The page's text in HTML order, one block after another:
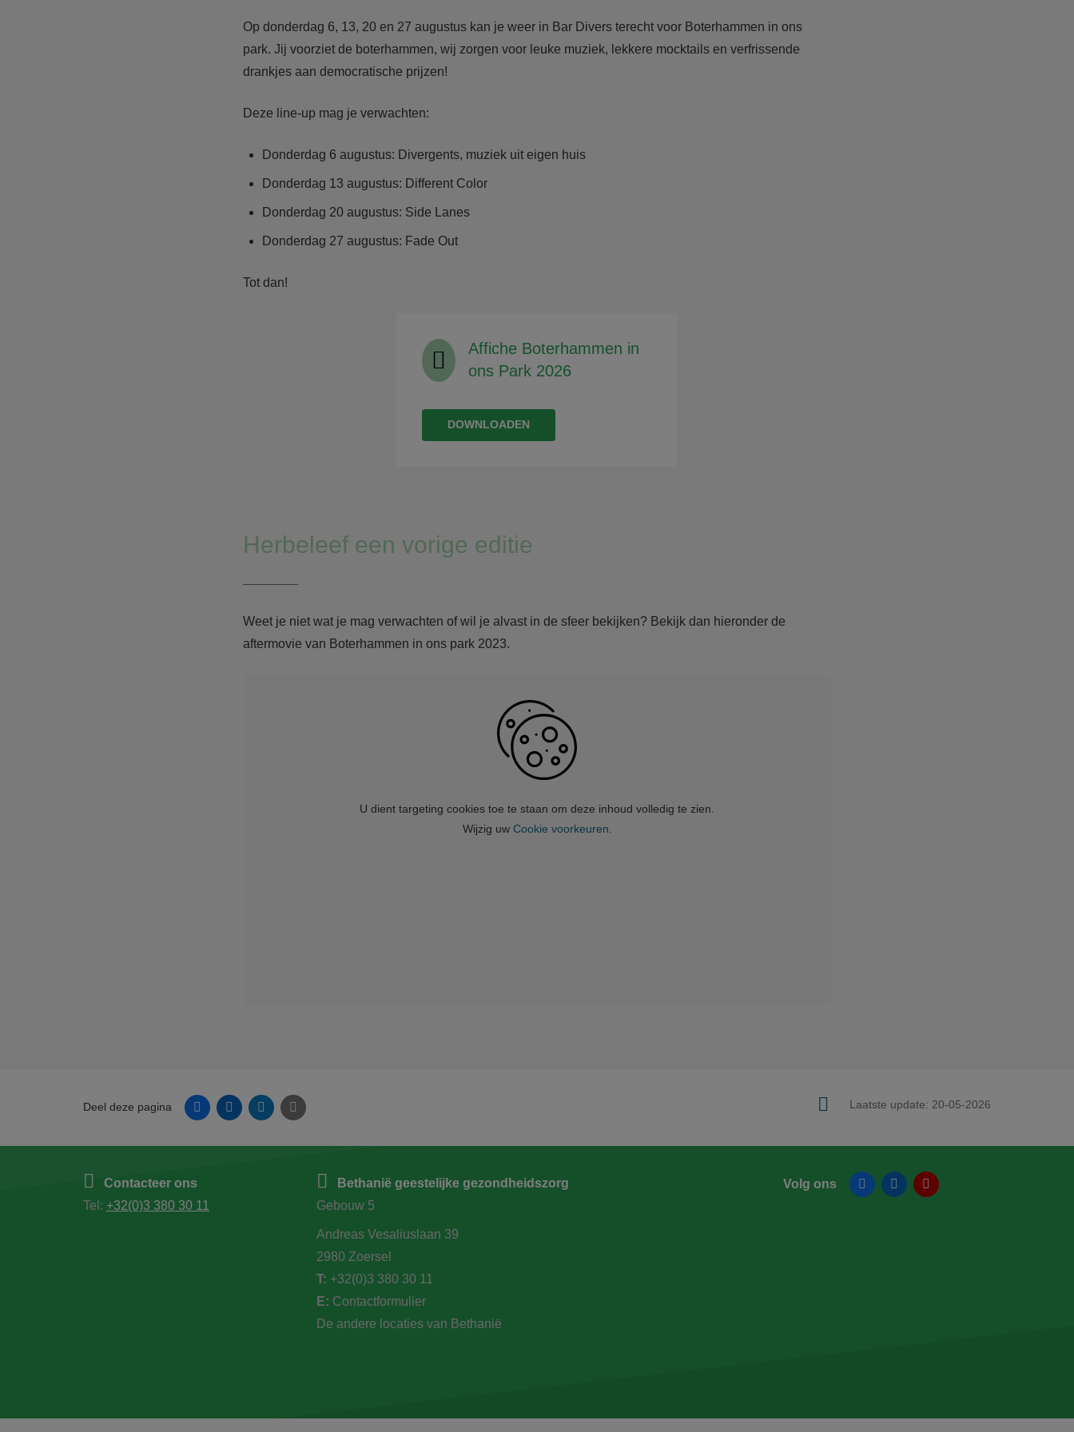
Op donderdag 6, 13, 20 en 27 augustus kan je weer in Bar Divers terecht voor Boterhammen in ons
park. Jij voorziet de boterhammen, wij zorgen voor leuke muziek, lekkere mocktails en verfrissende
drankjes aan democratische prijzen!
Deze line-up mag je verwachten:
Donderdag 6 augustus: Divergents, muziek uit eigen huis
Donderdag 13 augustus: Different Color
Donderdag 20 augustus: Side Lanes
Donderdag 27 augustus: Fade Out
Tot dan!
Affiche Boterhammen in
ons Park 2026
DOWNLOADEN
Herbeleef een vorige editie
Weet je niet wat je mag verwachten of wil je alvast in de sfeer bekijken? Bekijk dan hieronder de
aftermovie van Boterhammen in ons park 2023.
Laatste update: 20-05-2026
Deel deze pagina FacebookLinkedinTwitter E-mail
Contacteer ons
Tel: +32(0)3 380 30 11
Bethanië geestelijke gezondheidszorg
Gebouw 5
Andreas Vesaliuslaan 39
2980 Zoersel
T: +32(0)3 380 30 11
E: Contactformulier
De andere locaties van Bethanië
Volg ons FacebookLinkedinYouTube